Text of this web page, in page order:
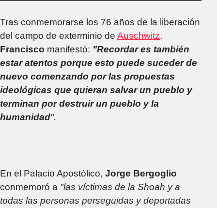
Tras conmemorarse los 76 años de la liberación
del campo de exterminio de Auschwitz,
Francisco manifestó: "Recordar es también
estar atentos porque esto puede suceder de
nuevo comenzando por las propuestas
ideológicas que quieran salvar un pueblo y
terminan por destruir un pueblo y la
humanidad".
En el Palacio Apostólico, Jorge Bergoglio
conmemoró a "las víctimas de la Shoah y a
todas las personas perseguidas y deportadas